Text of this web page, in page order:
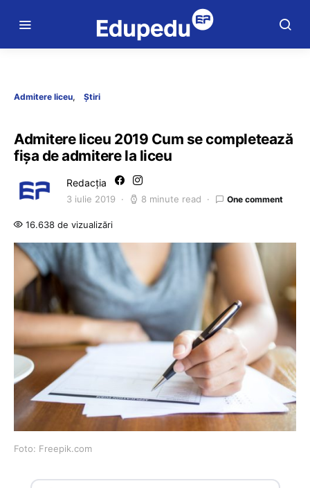
Admitere liceu Știri
Admitere liceu 2019 Cum se completează
fișa de admitere la liceu
Redacția
3 iulie 2019 8 minute read One comment
16.638 de vizualizări
Foto: Freepik.com